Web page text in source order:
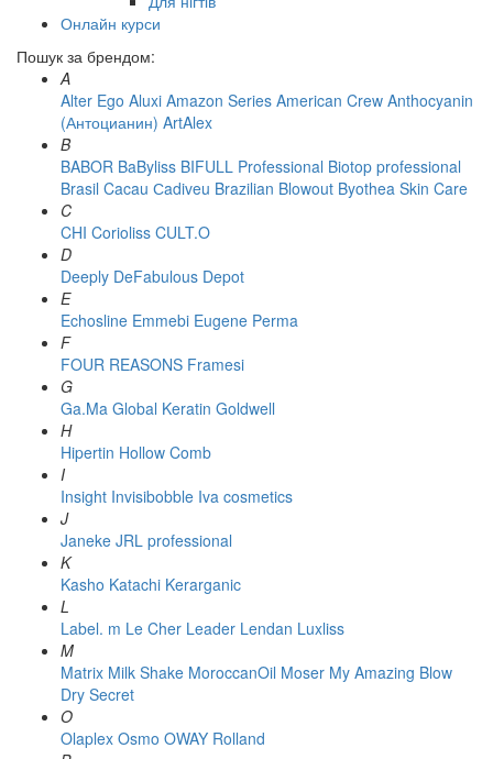
Онлайн курси
Пошук за брендом:
A
Alter Ego Aluxi Amazon Series American Crew Anthocyanin
(Антоцианин) ArtAlex
B
BABOR BaByliss BIFULL Professional Biotop professional
Brasil Cacau Сadiveu Brazilian Blowout Byothea Skin Care
C
CHI Corioliss CULT.O
D
Deeply DeFabulous Depot
E
Echosline Emmebi Eugene Perma
F
FOUR REASONS Framesi
G
Ga.Ma Global Keratin Goldwell
H
Hipertin Hollow Comb
I
Insight Invisibobble Iva cosmetics
J
Janeke JRL professional
K
Kasho Katachi Kerarganic
L
Label. m Le Cher Leader Lendan Luxliss
M
Matrix Milk Shake MoroccanOil Moser My Amazing Blow
Dry Secret
O
Olaplex Osmo OWAY Rolland